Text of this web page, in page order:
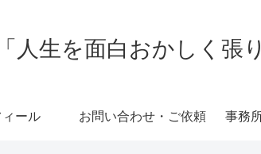
人生を面白おかしく張
ール お問い合わせ・ご依頼 事務